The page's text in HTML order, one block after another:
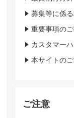
募集等に係
重要事項の
カスタマー
本サイトの
ご注意